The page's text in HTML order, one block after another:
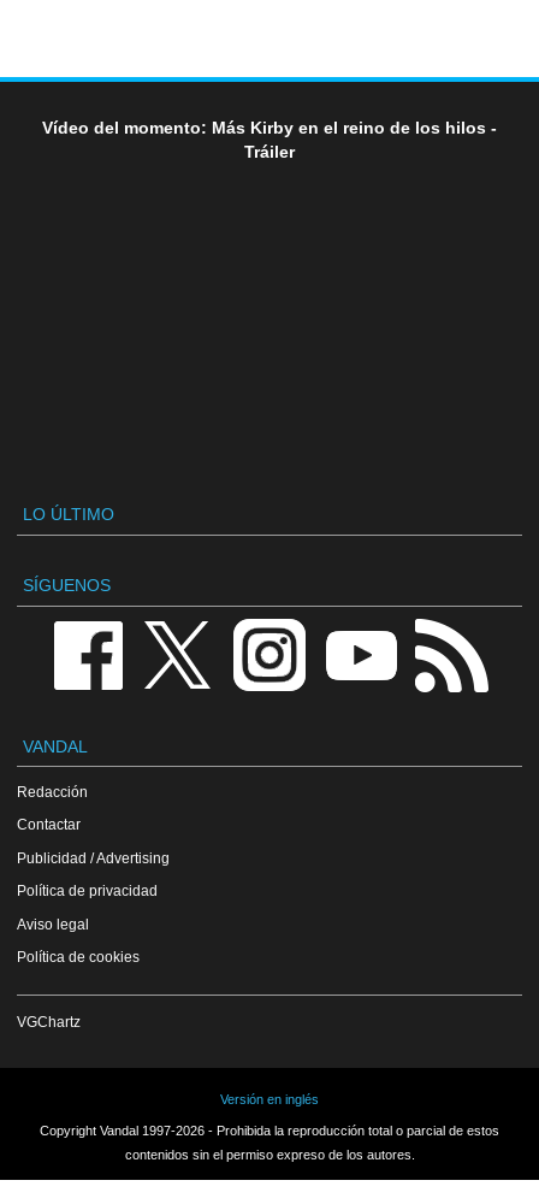
Vídeo del momento: Más Kirby en el reino de los hilos -
Tráiler
LO ÚLTIMO
SÍGUENOS
VANDAL
Redacción
Contactar
Publicidad / Advertising
Política de privacidad
Aviso legal
Política de cookies
VGChartz
Versión en inglés
Copyright Vandal 1997-2026 - Prohibida la reproducción total o parcial de estos
contenidos sin el permiso expreso de los autores.